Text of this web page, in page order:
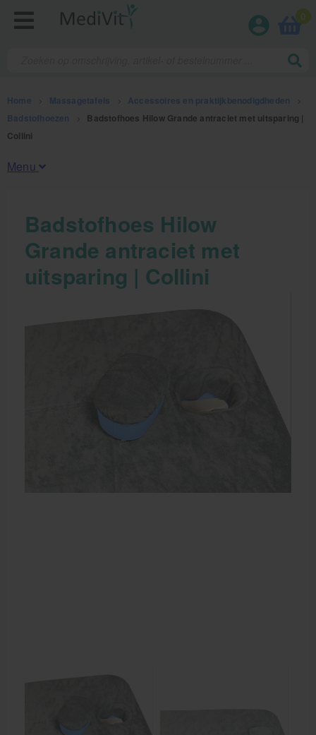
0
Home Massagetafels Accessoires en praktijkbenodigdheden
Badstofhoezen
Badstofhoes Hilow Grande antraciet met uitsparing |
Collini
Menu
Fysiotherapieproducten
Verbruiksmaterialen
Massage
Massagebedden
Massagestoel
Aanbiedingen groothandel fysiotherapie en massage
Badstofhoes Hilow
Grande antraciet met
uitsparing | Collini